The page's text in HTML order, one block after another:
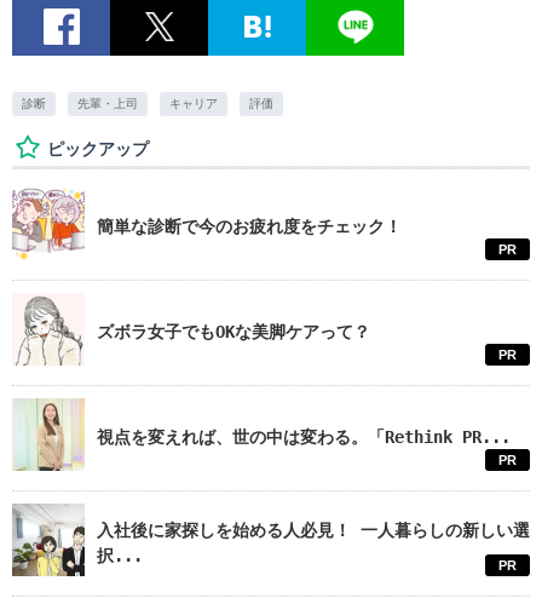
診断 先輩・上司 キャリア 評価
ピックアップ
簡単な診断で今のお疲れ度をチェック！
PR
ズボラ女子でもOKな美脚ケアって？
PR
視点を変えれば、世の中は変わる。「Rethink PR...
PR
入社後に家探しを始める人必見！ 一人暮らしの新しい選
択...
PR